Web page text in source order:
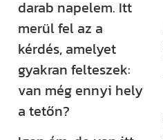
darab napelem. Itt
merül fel az a
kérdés, amelyet
gyakran felteszek:
van még ennyi hely
a tetőn?